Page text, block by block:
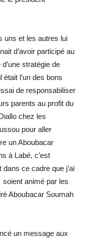
uns et les autres lui
d’avoir participé au
stratégie de
était l’un des bons
de responsabiliser
parents au profit du
chez les
pour aller
un Aboubacar
à Labé, c’est
ce cadre que j’ai
animé par les
Aboubacar Soumah
un message aux